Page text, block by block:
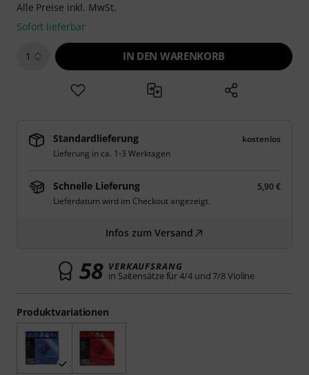
Produktvariationen
Alle Preise inkl. MwSt.
Sofort lieferbar
1 IN DEN WARENKORB
Standardlieferung
kostenlos
Lieferung in ca. 1-3 Werktagen
Schnelle Lieferung
5,90 €
Lieferdatum wird im Checkout angezeigt.
Infos zum Versand
58 VERKAUFSRANG
in Saitensätze für 4/4 und 7/8 Violine